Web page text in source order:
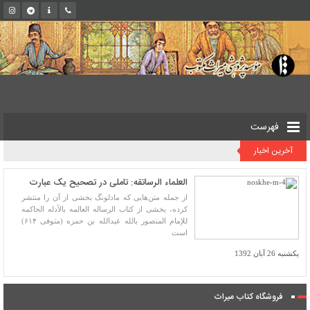
فهرست
آخرین اخبار
العلماء الرساتقه: تاملی در تصحیح یک عبارت
از جمله متن‌هایی که مادلونگ بخشی از آن را منتشر
کرده، بخشی از کتاب الرساله العالمه بالأدله الحاکمه
للإمام المنصور بالله عبدالله بن حمزه (متوفی ۶۱۴)
است
یکشنبه 26 آبان 1392
فروشگاه کتاب میراث